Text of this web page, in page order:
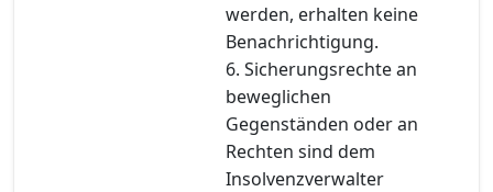
werden, erhalten keine
Benachrichtigung.
6. Sicherungsrechte an
beweglichen
Gegenständen oder an
Rechten sind dem
Insolvenzverwalter